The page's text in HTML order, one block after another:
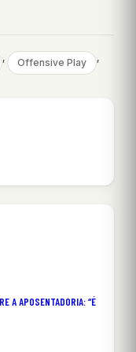
, Offensive Play ,
A APOSENTADORIA: “É